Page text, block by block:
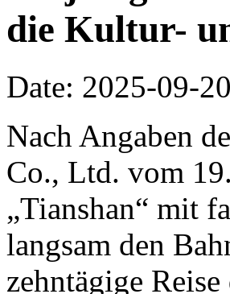
die Kultur-
Date: 2025-09-20
Nach Angaben
Co., Ltd. vom
„Tianshan“ mit
langsam den
zehntägige